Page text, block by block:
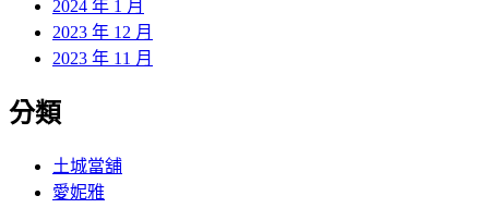
2024 年 1 月
2023 年 12 月
2023 年 11 月
分類
土城當舖
愛妮雅